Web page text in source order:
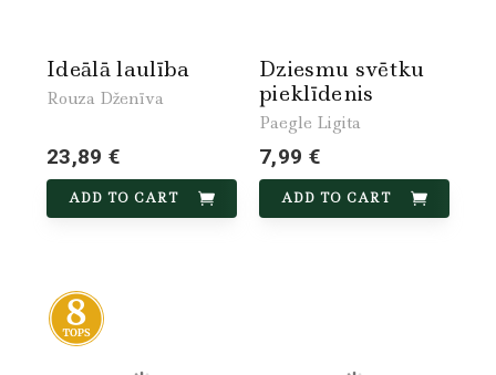
Ideālā laulība
Rouza Dženīva
23,89 €
ADD TO CART
Dziesmu svētku
pieklīdenis
Paegle Ligita
7,99 €
ADD TO CART